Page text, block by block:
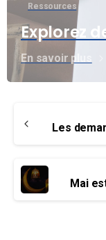
Ressources
Explorez
En savoir plus
Reading